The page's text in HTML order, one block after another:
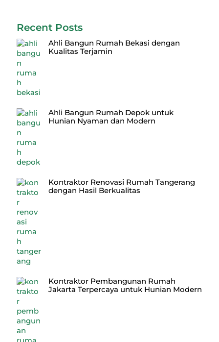
Recent Posts
Ahli Bangun Rumah Bekasi dengan
Kualitas Terjamin
Ahli Bangun Rumah Depok untuk
Hunian Nyaman dan Modern
Kontraktor Renovasi Rumah Tangerang
dengan Hasil Berkualitas
Kontraktor Pembangunan Rumah
Jakarta Terpercaya untuk Hunian Modern